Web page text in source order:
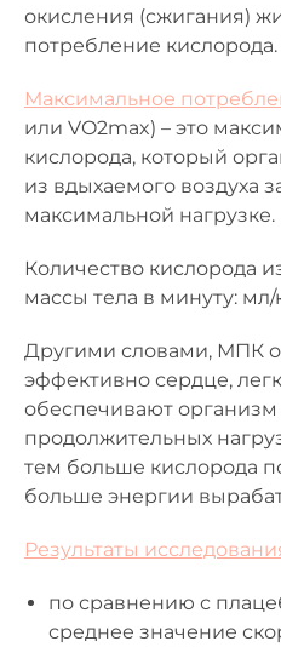
окисления (сжигания)
потребление кислорода.
Максимальное
или VO2max) – это
кислорода, который
из вдыхаемого воздуха
максимальной нагрузке.
Количество кислорода
массы тела в минуту: мл/
Другими словами, МПК
эффективно сердце,
обеспечивают
продолжительных
тем больше кислорода
больше энергии
Результаты
по сравнению с
среднее значение